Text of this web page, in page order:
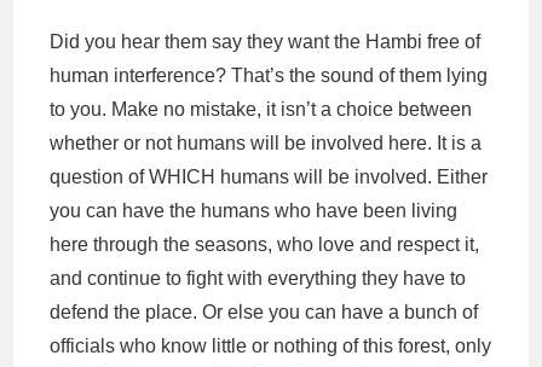
Did you hear them say they want the Hambi free of
human interference? That’s the sound of them lying
to you. Make no mistake, it isn’t a choice between
whether or not humans will be involved here. It is a
question of WHICH humans will be involved. Either
you can have the humans who have been living
here through the seasons, who love and respect it,
and continue to fight with everything they have to
defend the place. Or else you can have a bunch of
officials who know little or nothing of this forest, only